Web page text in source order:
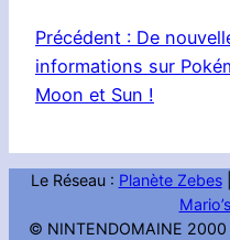
Précédent : De
informations sur
Moon et Sun !
Le Réseau : Planète Zebes|
© NINTENDOMAINE 2000